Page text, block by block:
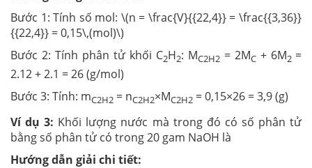
Bước 1: Tính số mol: \(n = \frac{V}{{22,4}} = \frac{{3,36}}
{{22,4}} = 0,15\,(mol)\)
Bước 2: Tính phân tử khối C2H2: MC2H2 = 2MC + 6M2 =
2.12 + 2.1 = 26 (g/mol)
Bước 3: Tính: mC2H2 = nC2H2×MC2H2 = 0,15×26 = 3,9 (g)
Ví dụ 3: Khối lượng nước mà trong đó có số phân tử
bằng số phân tử có trong 20 gam NaOH là
Hướng dẫn giải chi tiết: